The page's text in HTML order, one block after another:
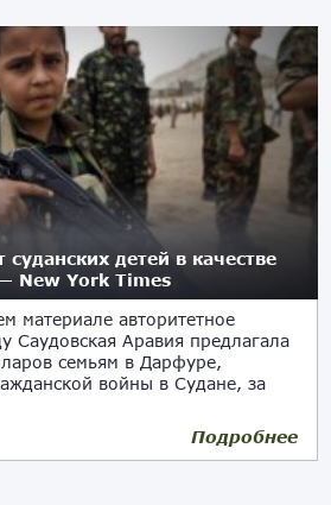
детей в качестве
New York Times
материале авторитетное
Саудовская Аравия предлагала
семьям в Дарфуре,
войны в Судане, за
Подробнее